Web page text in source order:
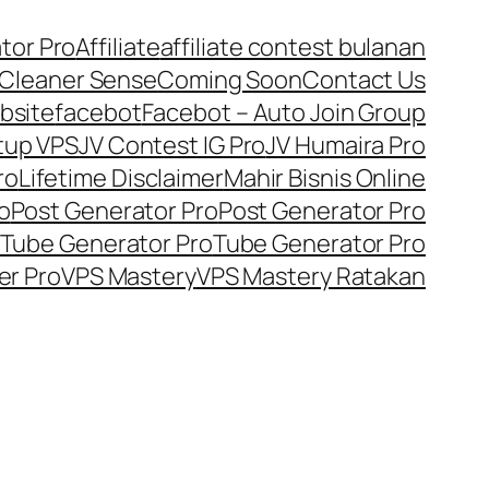
ProAffiliateaffiliate contest bulanan
SenseComing SoonContact Us
facebotFacebot – Auto Join Group
VPSJV Contest IG ProJV Humaira Pro
Lifetime DisclaimerMahir Bisnis Online
Post Generator ProPost Generator Pro
Tube Generator ProTube Generator Pro
ProVPS MasteryVPS Mastery Ratakan